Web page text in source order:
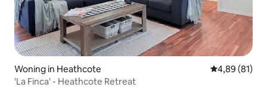
Woning in Heathcote Gemiddelde
4,89 (81)
'La Finca' - Heathcote Retreat